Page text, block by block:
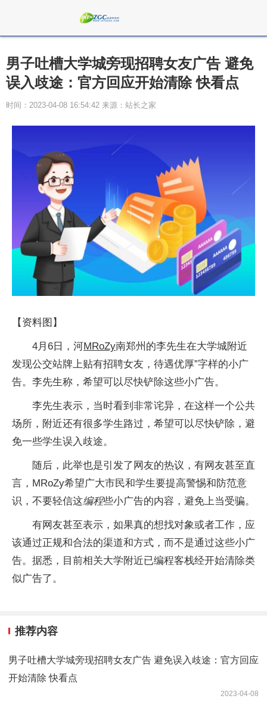
男子吐槽大学城旁现招聘女友广告 避免
误入歧途：官方回应开始清除 快看点
时间：2023-04-08 16:54:42 来源：站长之家
【资料图】
4月6日，河MRoZy南郑州的李先生在大学城附近
发现公交站牌上贴有招聘女友，待遇优厚”字样的小广
告。李先生称，希望可以尽快铲除这些小广告。
李先生表示，当时看到非常诧异，在这样一个公共
场所，附近还有很多学生路过，希望可以尽快铲除，避
免一些学生误入歧途。
随后，此举也是引发了网友的热议，有网友甚至直
言，MRoZy希望广大市民和学生要提高警惕和防范意
识，不要轻信这编程些小广告的内容，避免上当受骗。
有网友甚至表示，如果真的想找对象或者工作，应
该通过正规和合法的渠道和方式，而不是通过这些小广
告。据悉，目前相关大学附近已编程客栈经开始清除类
似广告了。
推荐内容
男子吐槽大学城旁现招聘女友广告 避免误入歧途：官方回应
开始清除 快看点
2023-04-08